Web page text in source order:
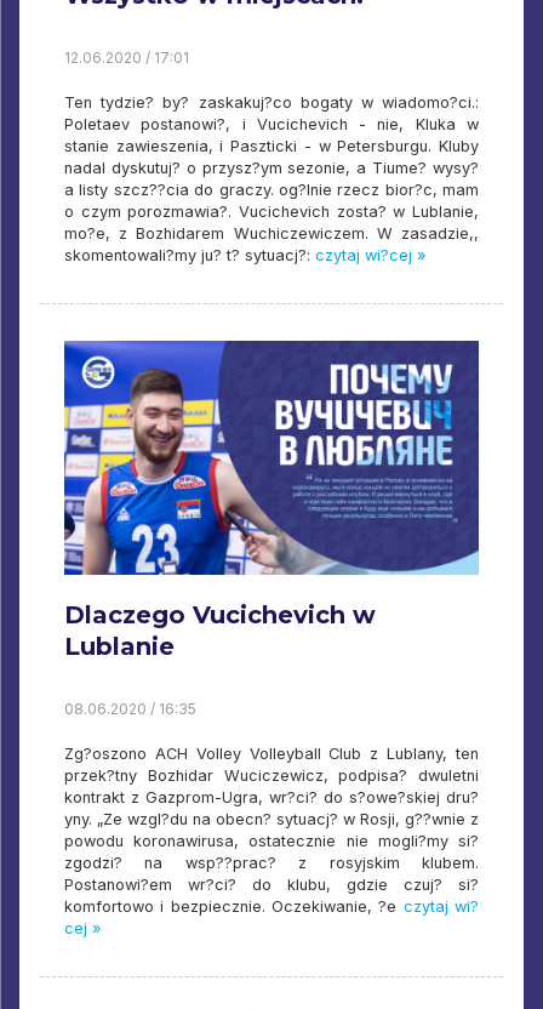
12.06.2020 / 17:01
Ten tydzie? by? zaskakuj?co bogaty w wiadomo?ci.:
Poletaev postanowi?, i Vucichevich - nie, Kluka w
stanie zawieszenia, i Paszticki - w Petersburgu. Kluby
nadal dyskutuj? o przysz?ym sezonie, a Tiume? wysy?
a listy szcz??cia do graczy. og?lnie rzecz bior?c, mam
o czym porozmawia?. Vucichevich zosta? w Lublanie,
mo?e, z Bozhidarem Wuchiczewiczem. W zasadzie,,
skomentowali?my ju? t? sytuacj?: czytaj wi?cej »
Dlaczego Vucichevich w
Lublanie
08.06.2020 / 16:35
Zg?oszono ACH Volley Volleyball Club z Lublany, ten
przek?tny Bozhidar Wuciczewicz, podpisa? dwuletni
kontrakt z Gazprom-Ugra, wr?ci? do s?owe?skiej dru?
yny. „Ze wzgl?du na obecn? sytuacj? w Rosji, g??wnie z
powodu koronawirusa, ostatecznie nie mogli?my si?
zgodzi? na wsp??prac? z rosyjskim klubem.
Postanowi?em wr?ci? do klubu, gdzie czuj? si?
komfortowo i bezpiecznie. Oczekiwanie, ?e czytaj wi?
cej »